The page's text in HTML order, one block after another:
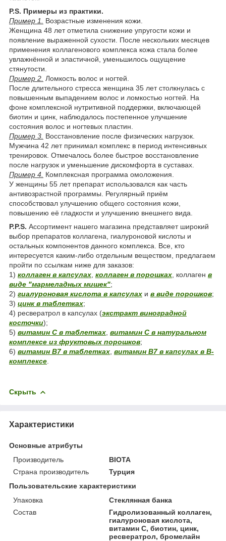
P.S. Примеры из практики.
Пример 1.
Возрастные изменения кожи.
Женщина 48 лет отметила снижение упругости кожи и
появление выраженной сухости. После нескольких месяцев
применения коллагенового комплекса кожа стала более
увлажнённой и эластичной, уменьшилось ощущение
стянутости.
Пример 2. Ломкость волос и ногтей.
После длительного стресса женщина 35 лет столкнулась с
повышенным выпадением волос и ломкостью ногтей. На
фоне комплексной нутритивной поддержки, включающей
биотин и цинк, наблюдалось постепенное улучшение
состояния волос и ногтевых пластин.
Пример 3. Восстановление после физических нагрузок.
Мужчина 42 лет принимал комплекс в период интенсивных
тренировок. Отмечалось более быстрое восстановление
после нагрузок и уменьшение дискомфорта в суставах.
Пример 4. Комплексная программа омоложения.
У женщины 55 лет препарат использовался как часть
антивозрастной программы. Регулярный приём
способствовал улучшению общего состояния кожи,
повышению её гладкости и улучшению внешнего вида.
P.P.S. Ассортимент нашего магазина представляет широкий
выбор препаратов коллагена, гиалуроновой кислоты и
остальных компонентов данного комплекса. Все, кто
интересуется каким-либо отдельным веществом, предлагаем
пройти по ссылкам ниже для заказов:
1) коллаген в капсулах коллаген в порошках , коллаген в
виде "мармеладных мишек";
2) гиалуроновая кислота в капсулах и в виде порошков;
3) цинк в таблетках;
4) ресвератрол в капсулах (экстракт виноградной
косточки);
5) витамин С в таблетках витамин С в натуральном
комплексе из фруктовых порошков;
6) витамин В7 в таблетках витамин В7 в капсулах в В-
комплексе
Скрыть
Характеристики
Основные атрибуты
Производитель
BIOTA
Страна производитель
Турция
Пользовательские характеристики
Упаковка
Стеклянная банка
Состав
Гидролизованный коллаген,
гиалуроновая кислота,
витамин С, биотин, цинк,
ресвератрол, бромелайн